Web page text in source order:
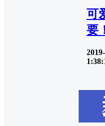
可
要